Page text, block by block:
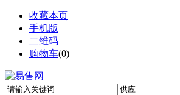
收藏本页
手机版
二维码
购物车(0)